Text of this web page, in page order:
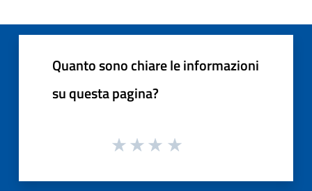
Quanto sono chiare le informazioni
su questa pagina?